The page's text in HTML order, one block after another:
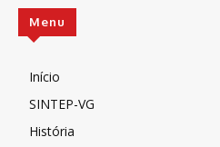
Menu
Início
SINTEP-VG
História